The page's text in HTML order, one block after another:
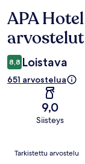
Arvostelut
APA
arvostelut
8,8 Loistava
651 arvostelua
9,0
Siisteys
Arvostelut
Tarkistettu arvostelu